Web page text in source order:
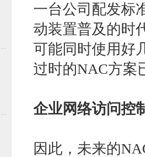
一台公司配发标
动装置普及的时
可能同时使用好
过时的NAC方案
企业网络访问控
因此，未来的